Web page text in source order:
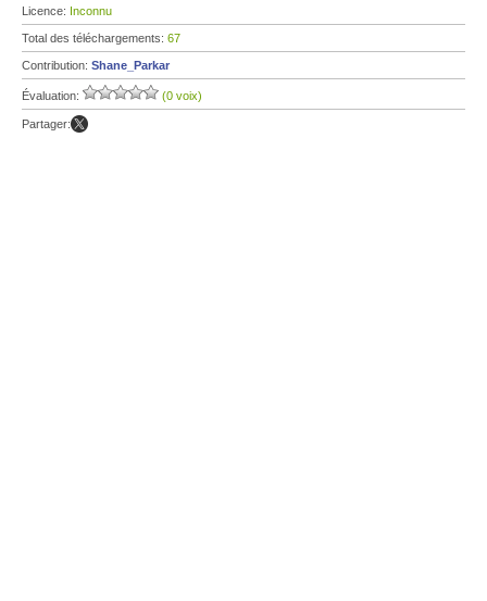
Licence: Inconnu
Total des téléchargements: 67
Contribution: Shane_Parkar
Évaluation: (0 voix)
Partager: